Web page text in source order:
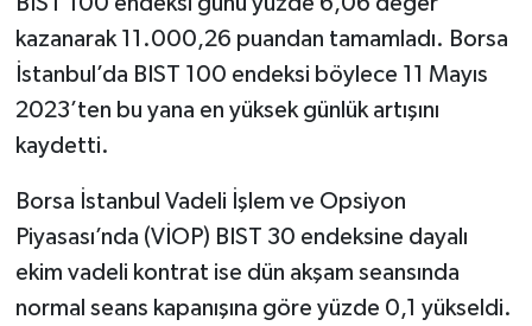
kazanarak 11.000,26 puandan tamamladı. Borsa
İstanbul’da BIST 100 endeksi böylece 11 Mayıs
2023’ten bu yana en yüksek günlük artışını
kaydetti.
Borsa İstanbul Vadeli İşlem ve Opsiyon
Piyasası’nda (VİOP) BIST 30 endeksine dayalı
ekim vadeli kontrat ise dün akşam seansında
normal seans kapanışına göre yüzde 0,1 yükseldi.